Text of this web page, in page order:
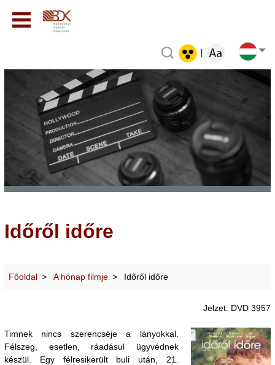
Időről időre
Főoldal A hónap filmje Időről időre
Jelzet: DVD 3957
Timnek nincs szerencséje a lányokkal.
Félszeg, esetlen, ráadásul ügyvédnek
készül. Egy félresikerült buli után, 21.